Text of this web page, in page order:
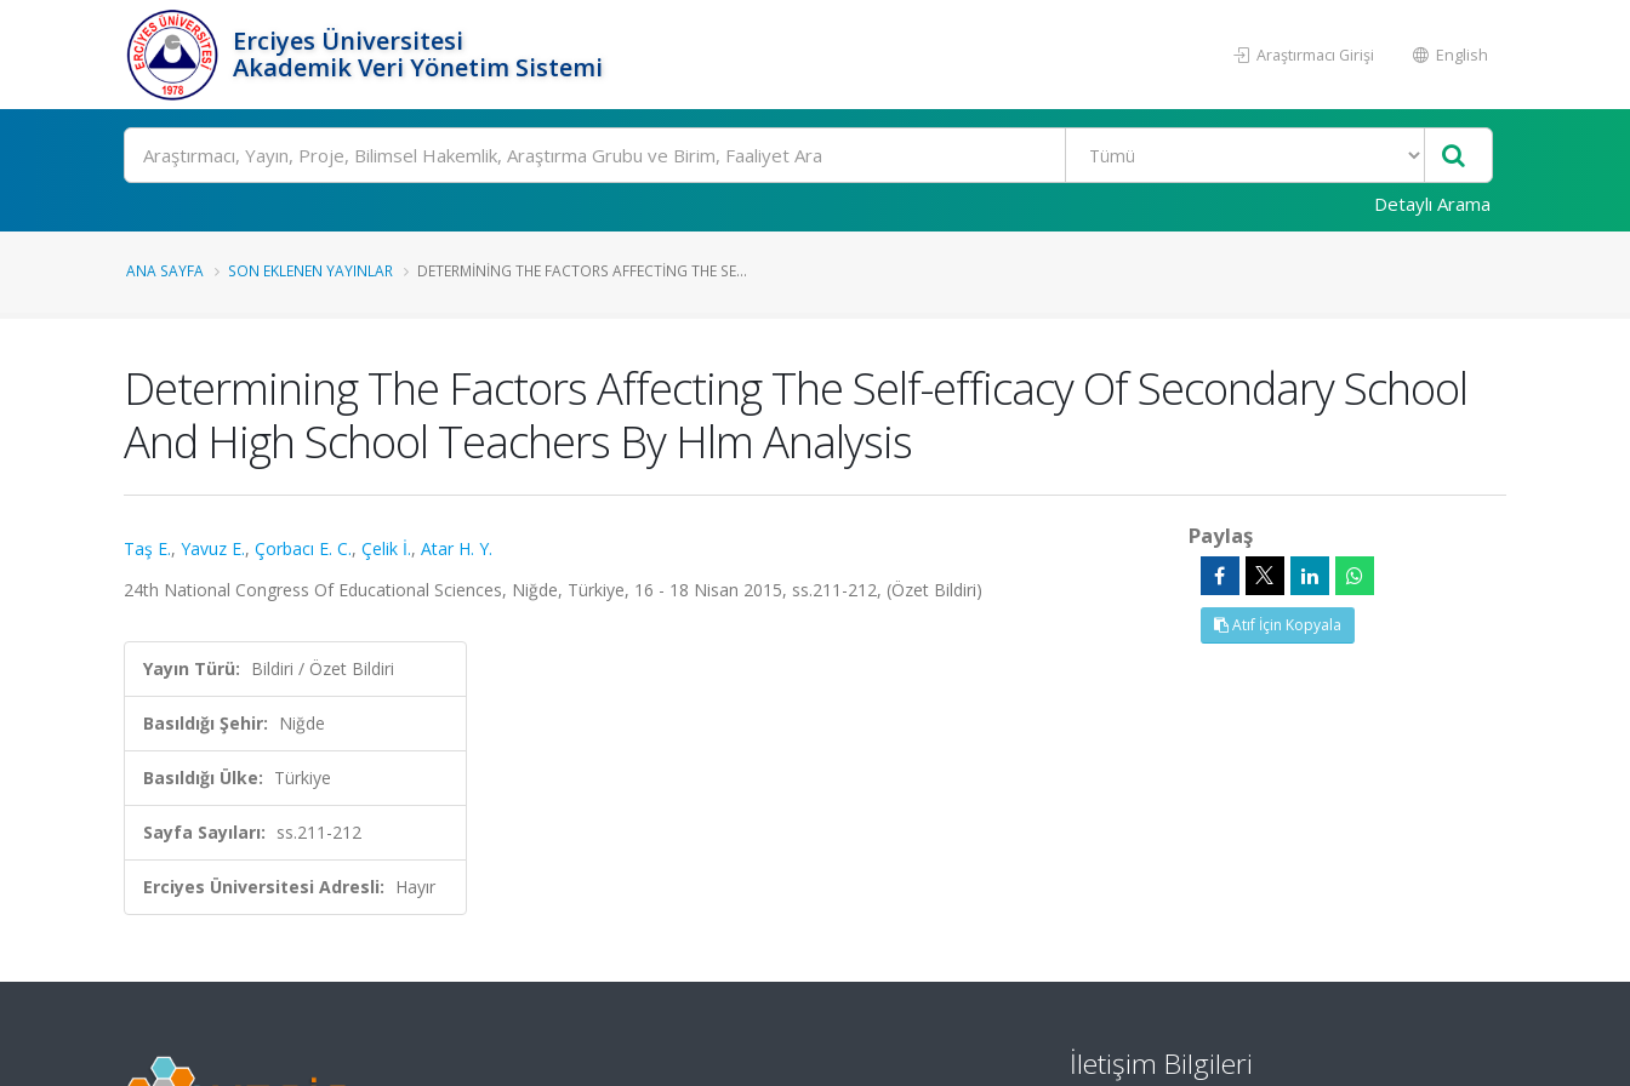
Erciyes Üniversitesi
Akademik Veri Yönetim Sistemi
Araştırmacı Girişi English
Ara
Detaylı Arama
ANA SAYFA SON EKLENEN YAYINLAR DETERMINING THE FACTORS AFFECTING THE SE...
Determining The Factors Affecting The Self-efficacy Of Secondary School
And High School Teachers By Hlm Analysis
Taş E., Yavuz E., Çorbacı E. C., Çelik İ., Atar H. Y.
24th National Congress Of Educational Sciences, Niğde, Türkiye, 16 - 18 Nisan 2015, ss.211-212, (Özet Bildiri)
Yayın Türü: Bildiri / Özet Bildiri
Basıldığı Şehir: Niğde
Basıldığı Ülke: Türkiye
Sayfa Sayıları: ss.211-212
Erciyes Üniversitesi Adresli: Hayır
Paylaş
Atıf İçin Kopyala
İletişim Bilgileri